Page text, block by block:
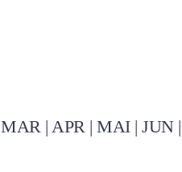
MAR| APR| MAI| JUN|